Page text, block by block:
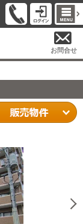
お問合せ